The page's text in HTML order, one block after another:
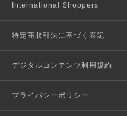
International Shoppers
特定商取引法に基づく表記
デジタルコンテンツ利用規約
プライバシーポリシー